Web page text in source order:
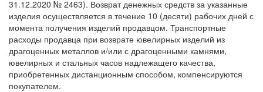
31.12.2020 № 2463). Возврат денежных средств за указанные
изделия осуществляется в течение 10 (десяти) рабочих дней с
момента получения изделий продавцом. Транспортные
расходы продавца при возврате ювелирных изделий из
драгоценных металлов и/или с драгоценными камнями,
ювелирных и стальных часов надлежащего качества,
приобретенных дистанционным способом, компенсируются
покупателем.